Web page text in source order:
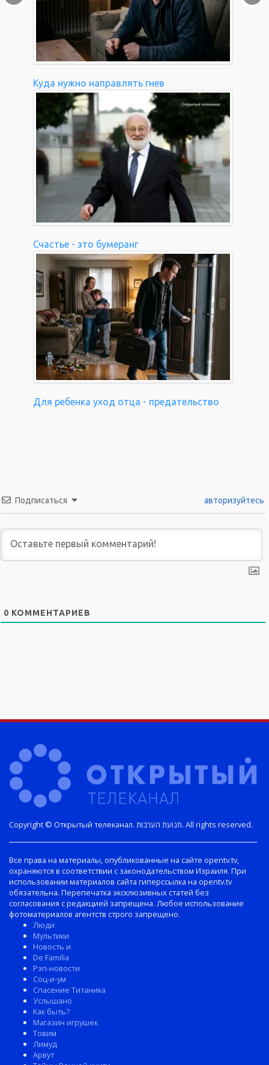
Куда нужно направлять гнев
Счастье - это бумеранг
Для ребенка уход отца - предательство
Подписаться авторизуйтесь
0 КОММЕНТАРИЕВ
Copyright © Открытый телеканал. תנועת הערבות. All rights reserved.
Все права на материалы, опубликованные на сайте opentv.tv,
охраняются в соответствии с законодательством Израиля. При
использовании материалов сайта гиперссылка на opentv.tv
обязательна. Перепечатка эксклюзивных статей без
согласования с редакцией запрещена. Любое использование
фотоматериалов агентств строго запрещено.
Люди
Мультики
Новость и
De Familia
Рэп-новости
Соц-и-ум
Спасение Титаника
Услышано
Как быть?
Магазин игрушек
Товим
Лимуд
Арвут